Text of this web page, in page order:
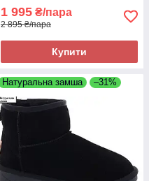
1 995 ₴/пара
2 895 ₴/пара
Купити
Натуральна замша –31%